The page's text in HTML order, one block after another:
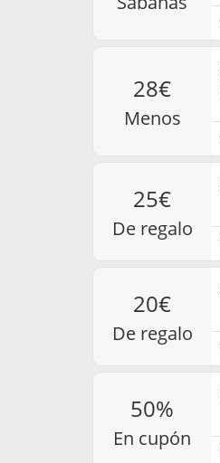
28€
menos
25€
de regalo
20€
de regalo
50%
en cupón